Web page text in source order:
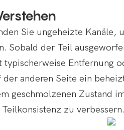
Sie ungeheizte Kanäle,
Sobald der Teil
Entfernung
der anderen Seite ein
geschmolzenen Zustand
zu verbessern.